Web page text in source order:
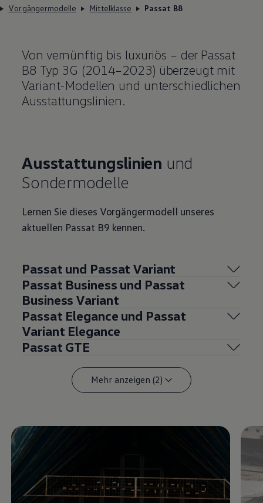
Vorgängermodelle
Mittelklasse Passat B8
Von vernünftig bis luxuriös – der Passat
B8 Typ 3G (2014–2023) überzeugt mit
Variant-Modellen und unterschiedlichen
Ausstattungslinien.
Ausstattungslinien und
Sondermodelle
Lernen Sie dieses Vorgängermodell unseres
aktuellen Passat B9 kennen.
Passat und Passat Variant
Passat Business und Passat
Business Variant
Passat Elegance und Passat
Variant Elegance
Passat GTE
Mehr anzeigen (2)
Enable fullscreen mode